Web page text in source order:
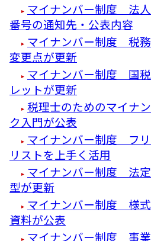
マイナンバー制度 法
番号の通知先・公表内容
マイナンバー制度 税
変更点が更新
マイナンバー制度 国税
レットが更新
税理士のためのマイナ
ク入門が公表
マイナンバー制度 フ
リストを上手く活用
マイナンバー制度 法
型が更新
マイナンバー制度 様
資料が公表
マイナンバー制度 事